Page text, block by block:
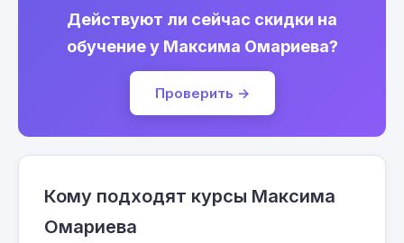
Действуют ли сейчас скидки на
обучение у Максима Омариева?
Проверить →
Кому подходят курсы Максима
Омариева